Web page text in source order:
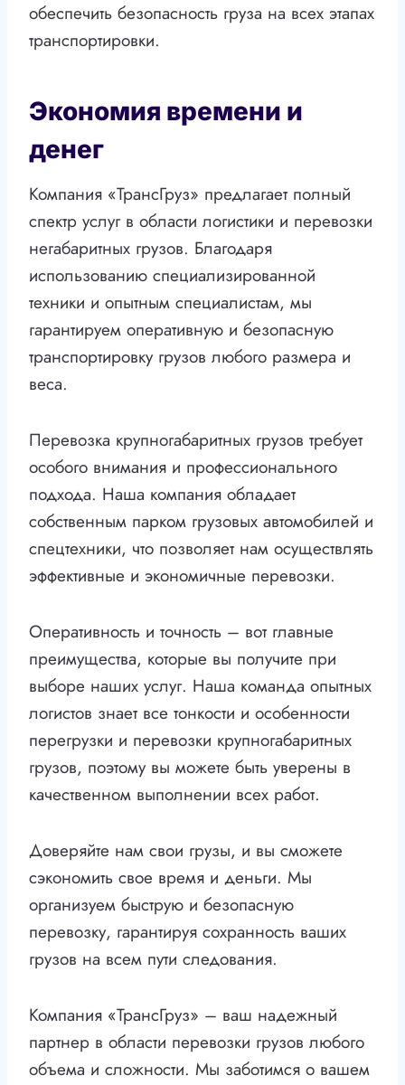
обеспечить безопасность груза на всех этапах
транспортировки.
Экономия времени и
денег
Компания «ТрансГруз» предлагает полный
спектр услуг в области логистики и перевозки
негабаритных грузов. Благодаря
использованию специализированной
техники и опытным специалистам, мы
гарантируем оперативную и безопасную
транспортировку грузов любого размера и
веса.
Перевозка крупногабаритных грузов требует
особого внимания и профессионального
подхода. Наша компания обладает
собственным парком грузовых автомобилей и
спецтехники, что позволяет нам осуществлять
эффективные и экономичные перевозки.
Оперативность и точность – вот главные
преимущества, которые вы получите при
выборе наших услуг. Наша команда опытных
логистов знает все тонкости и особенности
перегрузки и перевозки крупногабаритных
грузов, поэтому вы можете быть уверены в
качественном выполнении всех работ.
Доверяйте нам свои грузы, и вы сможете
сэкономить свое время и деньги. Мы
организуем быструю и безопасную
перевозку, гарантируя сохранность ваших
грузов на всем пути следования.
Компания «ТрансГруз» – ваш надежный
партнер в области перевозки грузов любого
объема и сложности. Мы заботимся о вашем